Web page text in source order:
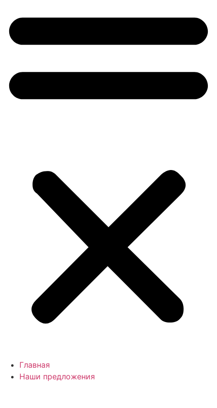
Главная
Наши предложения